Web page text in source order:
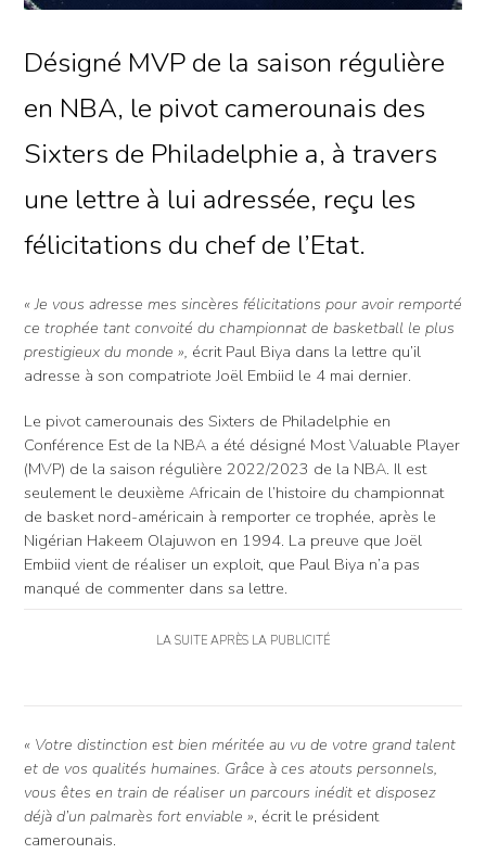
Désigné MVP de la saison régulière
en NBA, le pivot camerounais des
Sixters de Philadelphie a, à travers
une lettre à lui adressée, reçu les
félicitations du chef de l’Etat.
« Je vous adresse mes sincères félicitations pour avoir remporté
ce trophée tant convoité du championnat de basketball le plus
prestigieux du monde », écrit Paul Biya dans la lettre qu’il
adresse à son compatriote Joël Embiid le 4 mai dernier.
Le pivot camerounais des Sixters de Philadelphie en
Conférence Est de la NBA a été désigné Most Valuable Player
(MVP) de la saison régulière 2022/2023 de la NBA. Il est
seulement le deuxième Africain de l’histoire du championnat
de basket nord-américain à remporter ce trophée, après le
Nigérian Hakeem Olajuwon en 1994. La preuve que Joël
Embiid vient de réaliser un exploit, que Paul Biya n’a pas
manqué de commenter dans sa lettre.
LA SUITE APRÈS LA PUBLICITÉ
« Votre distinction est bien méritée au vu de votre grand talent
et de vos qualités humaines. Grâce à ces atouts personnels,
vous êtes en train de réaliser un parcours inédit et disposez
déjà d’un palmarès fort enviable », écrit le président
camerounais.